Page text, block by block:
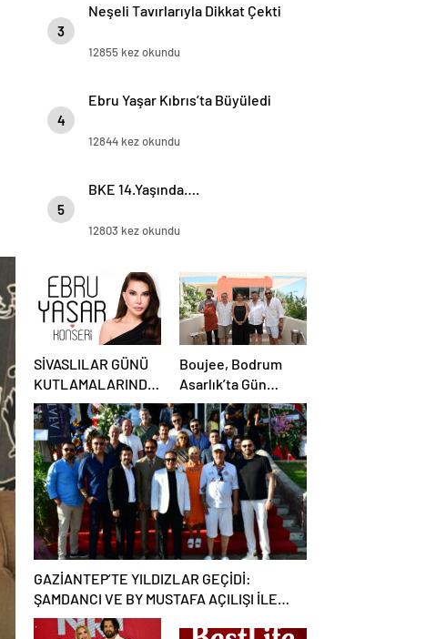
3
Neşeli Tavırlarıyla Dikkat Çekti
12855 kez okundu
4
Ebru Yaşar Kıbrıs’ta Büyüledi
12844 kez okundu
5
BKE 14.Yaşında….
12803 kez okundu
SİVASLILAR GÜNÜ
KUTLAMALARINDA
EBRU YAŞAR
RÜZGARI ESECEK!
Boujee, Bodrum
Asarlık’ta Gün
Batımının En Şık
Adresi Oldu
GAZİANTEP’TE YILDIZLAR GEÇİDİ:
ŞAMDANCI VE BY MUSTAFA AÇILIŞI İLE
GREEN PARK’TA GÖRKEMLİ GALA